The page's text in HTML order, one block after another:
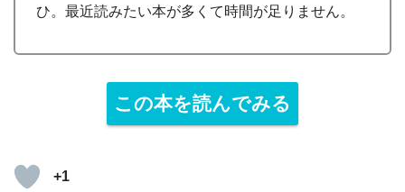
ひ。最近読みたい本が多くて時間が足りません。
この本を読んでみる
+1